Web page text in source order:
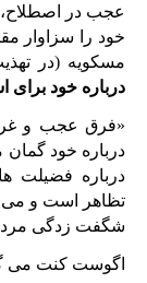
عجب در
خود را سزاوار
مسکویه (در
درباره خود
«فرق عجب و
درباره خود
درباره فضیلت
تظاهر است و می
شگفت زدگی مردم
اگوست کنت می